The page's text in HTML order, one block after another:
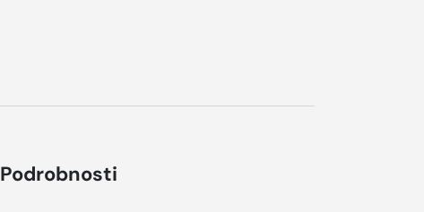
Podrobnosti